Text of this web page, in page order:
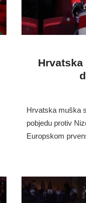
Hrvatska muška
pobjedu protiv
Europskom